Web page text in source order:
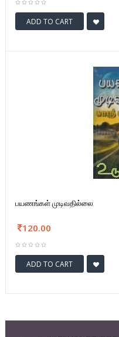
ADD TO CART
பயணங்கள் முடிவதில்லை
120.00
ADD TO CART